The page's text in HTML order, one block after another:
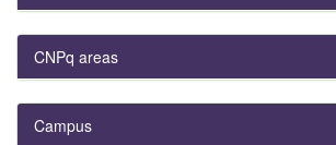
CNPq areas
Campus